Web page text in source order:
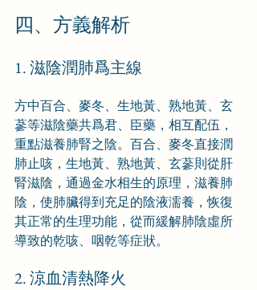
四、方義解析
1. 滋陰潤肺爲主線
方中百合、麥冬、生地黃、熟地黃、玄
蔘等滋陰藥共爲君、臣藥，相互配伍，
重點滋養肺腎之陰。百合、麥冬直接潤
肺止咳，生地黃、熟地黃、玄蔘則從肝
腎滋陰，通過金水相生的原理，滋養肺
陰，使肺臟得到充足的陰液濡養，恢復
其正常的生理功能，從而緩解肺陰虛所
導致的乾咳、咽乾等症狀。
2. 涼血清熱降火